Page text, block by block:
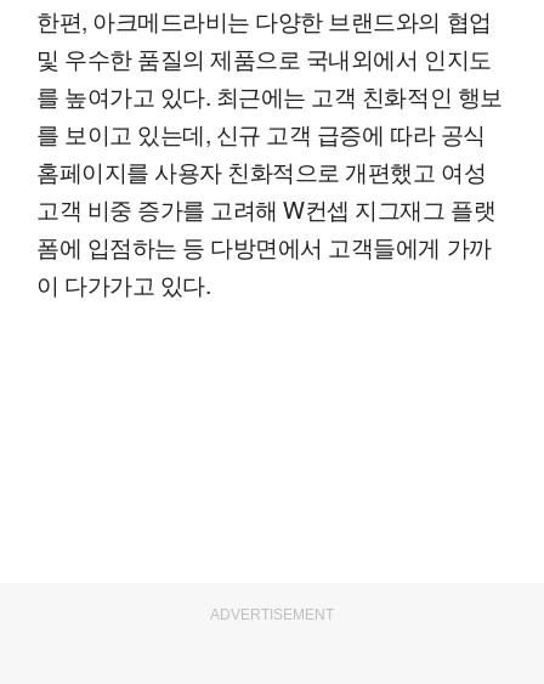
한편, 아크메드라비는 다양한 브랜드와의 협업
및 우수한 품질의 제품으로 국내외에서 인지도
를 높여가고 있다. 최근에는 고객 친화적인 행보
를 보이고 있는데, 신규 고객 급증에 따라 공식
홈페이지를 사용자 친화적으로 개편했고 여성
고객 비중 증가를 고려해 W컨셉 지그재그 플랫
폼에 입점하는 등 다방면에서 고객들에게 가까
이 다가가고 있다.
ADVERTISEMENT